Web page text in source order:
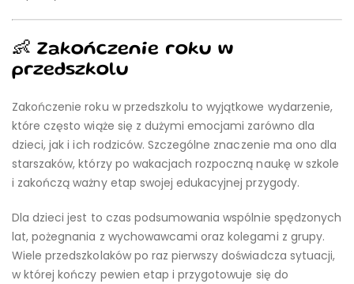
👶 Zakończenie roku w
przedszkolu
Zakończenie roku w przedszkolu to wyjątkowe wydarzenie,
które często wiąże się z dużymi emocjami zarówno dla
dzieci, jak i ich rodziców. Szczególne znaczenie ma ono dla
starszaków, którzy po wakacjach rozpoczną naukę w szkole
i zakończą ważny etap swojej edukacyjnej przygody.
Dla dzieci jest to czas podsumowania wspólnie spędzonych
lat, pożegnania z wychowawcami oraz kolegami z grupy.
Wiele przedszkolaków po raz pierwszy doświadcza sytuacji,
w której kończy pewien etap i przygotowuje się do